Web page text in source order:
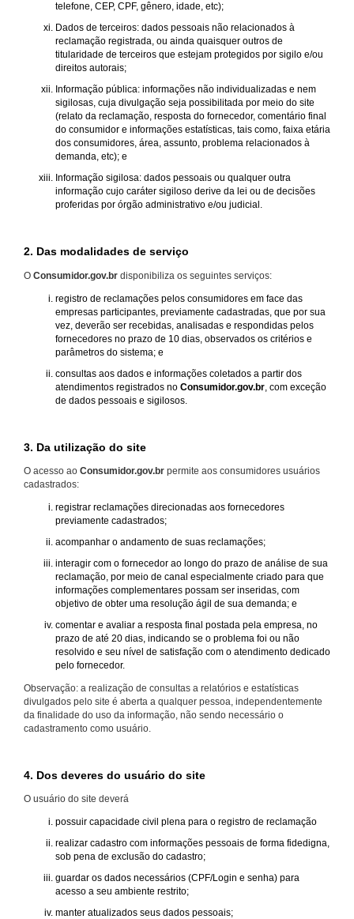
telefone, CEP, CPF, gênero, idade, etc);
Dados de terceiros: dados pessoais não relacionados à
reclamação registrada, ou ainda quaisquer outros de
titularidade de terceiros que estejam protegidos por sigilo e/ou
direitos autorais;
Informação pública: informações não individualizadas e nem
sigilosas, cuja divulgação seja possibilitada por meio do site
(relato da reclamação, resposta do fornecedor, comentário final
do consumidor e informações estatísticas, tais como, faixa etária
dos consumidores, área, assunto, problema relacionados à
demanda, etc); e
Informação sigilosa: dados pessoais ou qualquer outra
informação cujo caráter sigiloso derive da lei ou de decisões
proferidas por órgão administrativo e/ou judicial.
2. Das modalidades de serviço
O Consumidor.gov.br disponibiliza os seguintes serviços:
registro de reclamações pelos consumidores em face das
empresas participantes, previamente cadastradas, que por sua
vez, deverão ser recebidas, analisadas e respondidas pelos
fornecedores no prazo de 10 dias, observados os critérios e
parâmetros do sistema; e
consultas aos dados e informações coletados a partir dos
atendimentos registrados no Consumidor.gov.br , com exceção
de dados pessoais e sigilosos.
3. Da utilização do site
O acesso ao Consumidor.gov.br permite aos consumidores usuários
cadastrados:
registrar reclamações direcionadas aos fornecedores
previamente cadastrados;
acompanhar o andamento de suas reclamações;
interagir com o fornecedor ao longo do prazo de análise de sua
reclamação, por meio de canal especialmente criado para que
informações complementares possam ser inseridas, com
objetivo de obter uma resolução ágil de sua demanda; e
comentar e avaliar a resposta final postada pela empresa, no
prazo de até 20 dias, indicando se o problema foi ou não
resolvido e seu nível de satisfação com o atendimento dedicado
pelo fornecedor.
Observação: a realização de consultas a relatórios e estatísticas
divulgados pelo site é aberta a qualquer pessoa, independentemente
da finalidade do uso da informação, não sendo necessário o
cadastramento como usuário.
4. Dos deveres do usuário do site
O usuário do site deverá
possuir capacidade civil plena para o registro de reclamação
realizar cadastro com informações pessoais de forma fidedigna,
sob pena de exclusão do cadastro;
guardar os dados necessários (CPF/Login e senha) para
acesso a seu ambiente restrito;
manter atualizados seus dados pessoais;